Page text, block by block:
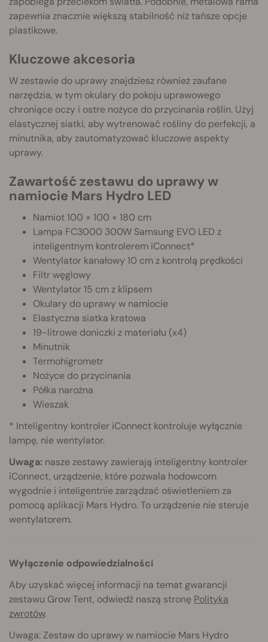
zapewnia znacznie większą stabilność niż tańsze opcje
plastikowe.
Kluczowe akcesoria
W zestawie do uprawy znajdziesz również zaufane
narzędzia, w tym okulary do pokoju uprawowego
chroniące oczy i ostre nożyce do przycinania roślin. Użyj
elastycznej siatki, aby wytrenować rośliny do perfekcji, a
minutnika, aby zautomatyzować kluczowe aspekty
uprawy.
Zawartość zestawu do uprawy w
namiocie Mars Hydro LED
Namiot 100 × 100 × 180 cm
Lampa FC3000 300W Samsung EVO LED z
inteligentnym kontrolerem iConnect*
Wentylator kanałowy 10 cm z kontrolą prędkości
Filtr węglowy
Wentylator 15 cm z klipsem
Okulary do uprawy w namiocie
Elastyczna siatka kratowa
19-litrowe doniczki z materiału (x4)
Minutnik
Termohigrometr
Nożyce do przycinania
Półka narożna
Wieszak
* Inteligentny kontroler iConnect kontroluje wyłącznie
lampę, nie wentylator.
Uwaga: nasze zestawy zawierają inteligentny kontroler
iConnect, urządzenie, które pozwala hodowcom
wygodnie i inteligentnie zarządzać oświetleniem za
pomocą aplikacji Mars Hydro. To urządzenie nie steruje
wentylatorem.
Wyłączenie odpowiedzialności
Aby uzyskać więcej informacji na temat gwarancji
zestawu Grow Tent, odwiedź naszą stronę Polityka
zwrotów.
Uwaga: Zestaw do uprawy w namiocie Mars Hydro